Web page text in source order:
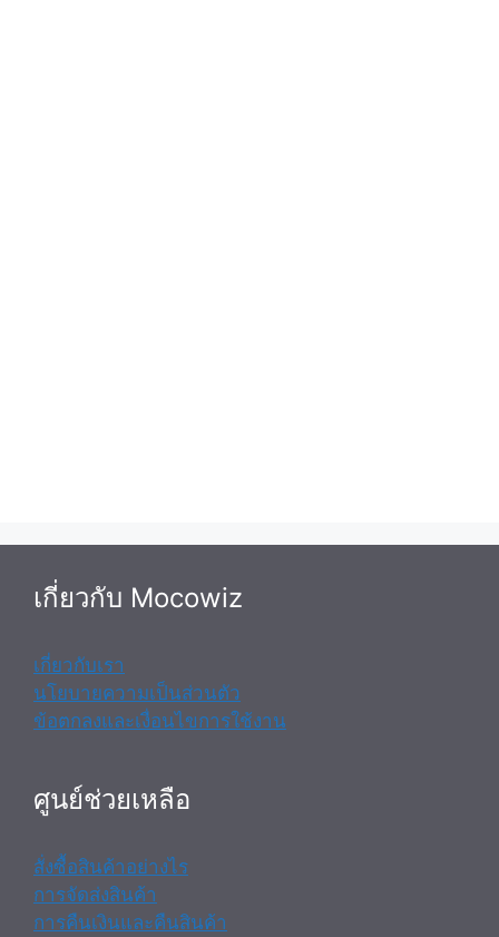
เกี่ยวกับ Mocowiz
เกี่ยวกับเรา
นโยบายความเป็นส่วนตัว
ข้อตกลงและเงื่อนไขการใช้งาน
ศูนย์ช่วยเหลือ
สั่งซื้อสินค้าอย่างไร
การจัดส่งสินค้า
การคืนเงินและคืนสินค้า